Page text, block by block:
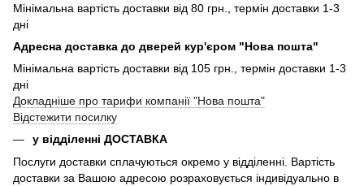
Мінімальна вартість доставки від 80 грн., термін доставки 1-3
дні
Адресна доставка до дверей кур'єром "Нова пошта"
Мінімальна вартість доставки від 105 грн., термін доставки 1-3
дні
Докладніше про тарифи компанії "Нова пошта"
Відстежити посилку
у відділенні ДОСТАВКА
Послуги доставки сплачуються окремо у відділенні. Вартість
доставки за Вашою адресою розраховується індивідуально в